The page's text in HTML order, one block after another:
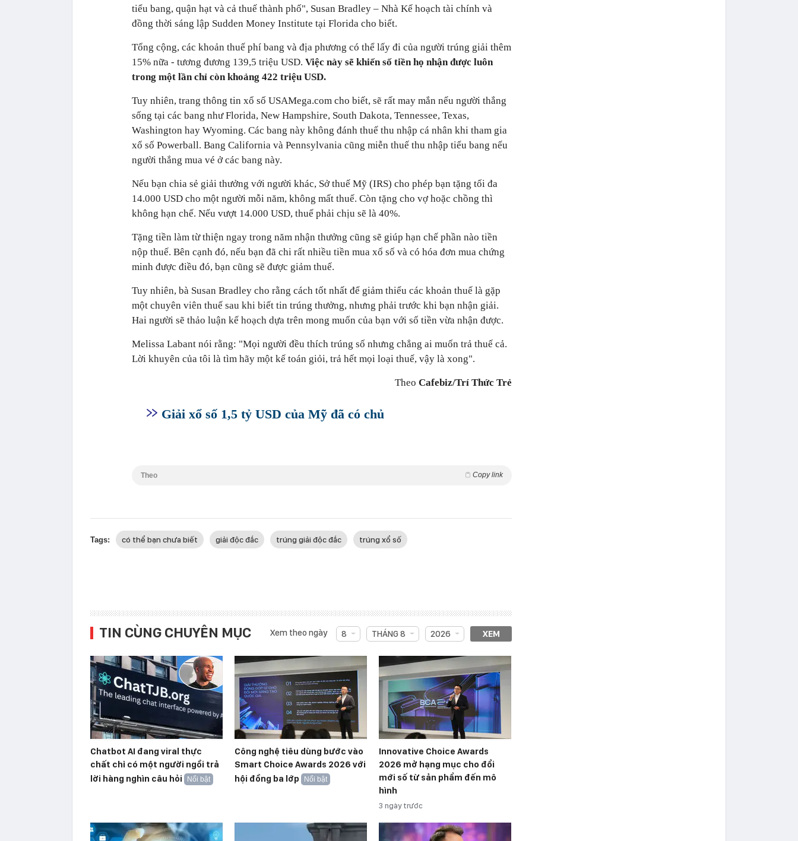
tiểu bang, quận hạt và cả thuế thành phố", Susan Bradley – Nhà Kế hoạch tài chính và
đồng thời sáng lập Sudden Money Institute tại Florida cho biết.
Tổng cộng, các khoản thuế phí bang và địa phương có thể lấy đi của người trúng giải thêm
15% nữa - tương đương 139,5 triệu USD. Việc này sẽ khiến số tiền họ nhận được luôn
trong một lần chỉ còn khoảng 422 triệu USD.
Tuy nhiên, trang thông tin xổ số USAMega.com cho biết, sẽ rất may mắn nếu người thắng
sống tại các bang như Florida, New Hampshire, South Dakota, Tennessee, Texas,
Washington hay Wyoming. Các bang này không đánh thuế thu nhập cá nhân khi tham gia
xổ số Powerball. Bang California và Pennsylvania cũng miễn thuế thu nhập tiểu bang nếu
người thắng mua vé ở các bang này.
Nếu bạn chia sẻ giải thưởng với người khác, Sở thuế Mỹ (IRS) cho phép bạn tặng tối đa
14.000 USD cho một người mỗi năm, không mất thuế. Còn tặng cho vợ hoặc chồng thì
không hạn chế. Nếu vượt 14.000 USD, thuế phải chịu sẽ là 40%.
Tặng tiền làm từ thiện ngay trong năm nhận thưởng cũng sẽ giúp hạn chế phần nào tiền
nộp thuế. Bên cạnh đó, nếu bạn đã chi rất nhiều tiền mua xổ số và có hóa đơn mua chứng
minh được điều đó, bạn cũng sẽ được giảm thuế.
Tuy nhiên, bà Susan Bradley cho rằng cách tốt nhất để giảm thiểu các khoản thuế là gặp
một chuyên viên thuế sau khi biết tin trúng thưởng, nhưng phải trước khi bạn nhận giải.
Hai người sẽ thảo luận kế hoạch dựa trên mong muốn của bạn với số tiền vừa nhận được.
Melissa Labant nói rằng: "Mọi người đều thích trúng số nhưng chẳng ai muốn trả thuế cả.
Lời khuyên của tôi là tìm hãy một kế toán giỏi, trả hết mọi loại thuế, vậy là xong".
Theo Cafebiz/Trí Thức Trẻ
Giải xổ số 1,5 tỷ USD của Mỹ đã có chủ
Theo Copy link
Tags: có thể bạn chưa biết giải độc đắc trúng giải độc đắc trúng xổ số
TIN CÙNG CHUYÊN MỤC Xem theo ngày 8 THÁNG 8 2026 XEM
Chatbot AI đang viral thực
chất chỉ có một người ngồi trả
lời hàng nghìn câu hỏi
Nổi bật
Công nghệ tiêu dùng bước vào
Smart Choice Awards 2026 với
hội đồng ba lớp
Nổi bật
Innovative Choice Awards
2026 mở hạng mục cho đổi
mới số từ sản phẩm đến mô
hình
3 ngày trước